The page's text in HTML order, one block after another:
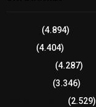
(4.894)
(4.404)
(4.287)
(3.346)
(2.529)